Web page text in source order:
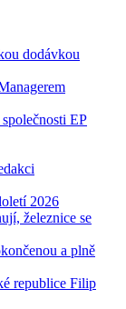
dodávkou
EP
2026
železnice se
a plně
republice Filip